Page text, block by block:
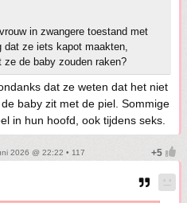
in zwangere toestand met
dat ze iets kapot maakten,
ze de baby zouden raken?
dat ze weten dat het niet
baby zit met de piel. Sommige
in hun hoofd, ook tijdens seks.
2026 @ 22:22 • 117